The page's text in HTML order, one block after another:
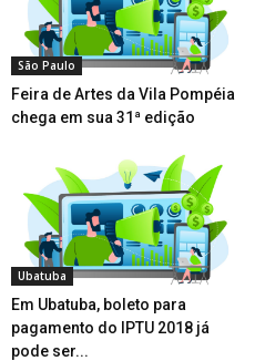
São Paulo
Feira de Artes da Vila Pompéia
chega em sua 31ª edição
Ubatuba
Em Ubatuba, boleto para
pagamento do IPTU 2018 já
pode ser...